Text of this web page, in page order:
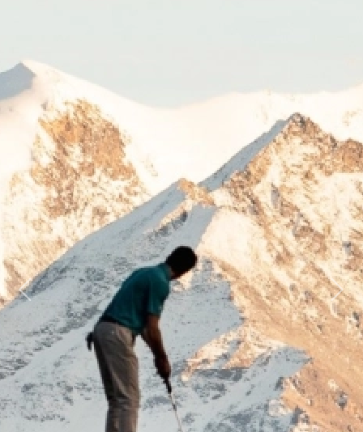
Previous Next